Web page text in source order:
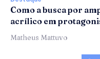
Como a busca por
acrílico em
Matheus Mattuvo